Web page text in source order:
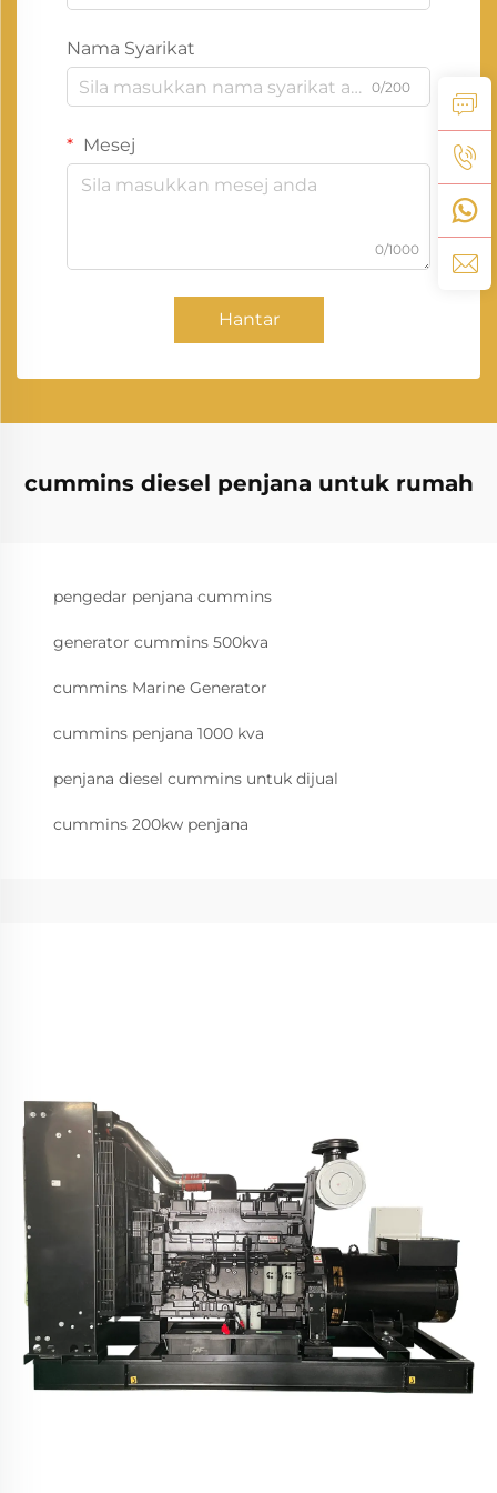
Nama Syarikat
0/200
Mesej
0/1000
Hantar
cummins diesel penjana untuk rumah
pengedar penjana cummins
generator cummins 500kva
cummins Marine Generator
cummins penjana 1000 kva
penjana diesel cummins untuk dijual
cummins 200kw penjana